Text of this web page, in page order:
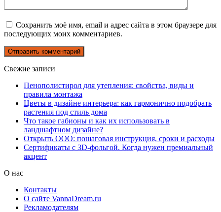
Сохранить моё имя, email и адрес сайта в этом браузере для
последующих моих комментариев.
Свежие записи
Пенополистирол для утепления: свойства, виды и
правила монтажа
Цветы в дизайне интерьера: как гармонично подобрать
растения под стиль дома
Что такое габионы и как их использовать в
ландшафтном дизайне?
Открыть ООО: пошаговая инструкция, сроки и расходы
Сертификаты с 3D-фольгой. Когда нужен премиальный
акцент
О нас
Контакты
О сайте VannaDream.ru
Рекламодателям